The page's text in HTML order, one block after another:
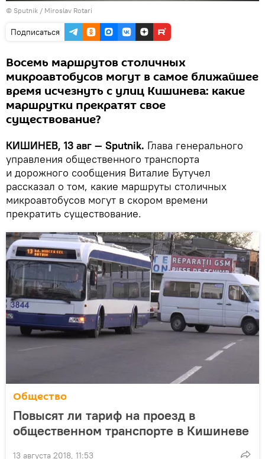
© Sputnik / Miroslav Rotari
Подписаться
Восемь маршрутов столичных
микроавтобусов могут в самое ближайшее
время исчезнуть с улиц Кишинева: какие
маршрутки прекратят свое
существование?
КИШИНЕВ, 13 авг — Sputnik. Глава генерального
управления общественного транспорта
и дорожного сообщения Виталие Бутучел
рассказал о том, какие маршруты столичных
микроавтобусов могут в скором времени
прекратить существование.
Общество
Повысят ли тариф на проезд в
общественном транспорте в Кишиневе
13 августа 2018, 11:53